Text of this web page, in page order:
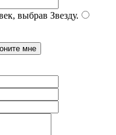
выбрав Звезду.